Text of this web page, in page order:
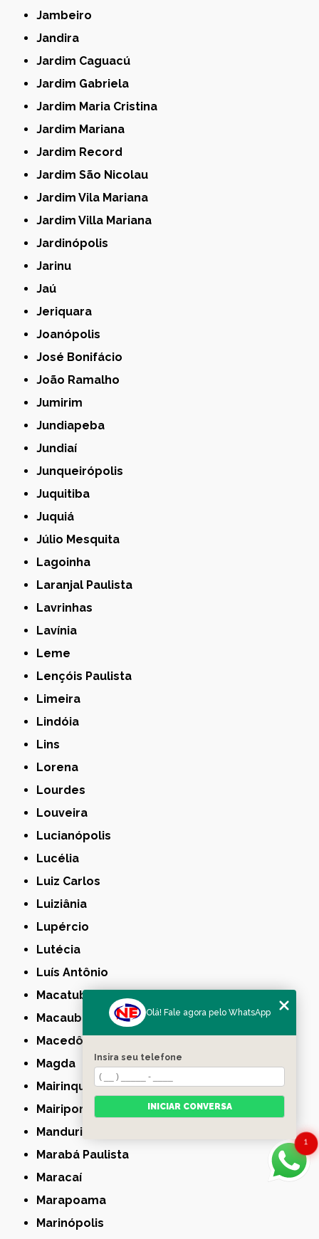
Jambeiro
Jandira
Jardim Caguacú
Jardim Gabriela
Jardim Maria Cristina
Jardim Mariana
Jardim Record
Jardim São Nicolau
Jardim Vila Mariana
Jardim Villa Mariana
Jardinópolis
Jarinu
Jaú
Jeriquara
Joanópolis
José Bonifácio
João Ramalho
Jumirim
Jundiapeba
Jundiaí
Junqueirópolis
Juquitiba
Juquiá
Júlio Mesquita
Lagoinha
Laranjal Paulista
Lavrinhas
Lavínia
Leme
Lençóis Paulista
Limeira
Lindóia
Lins
Lorena
Lourdes
Louveira
Lucianópolis
Lucélia
Luiz Carlos
Luiziânia
Lupércio
Lutécia
Luís Antônio
Macatuba
Macaubal
Macedônia
Magda
Mairinque
Mairiporã
Manduri
Marabá Paulista
Maracaí
Marapoama
Marinópolis
1
Olá! Fale agora pelo WhatsApp
Insira seu telefone
INICIAR CONVERSA